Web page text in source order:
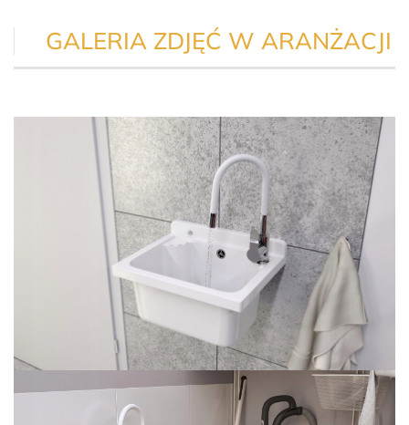
GALERIA ZDJĘĆ W ARANŻACJI